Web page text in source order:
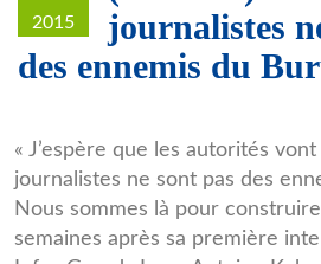
2015
journalistes
des ennemis du
« J’espère que les autorités
journalistes ne sont pas des
Nous sommes là pour
semaines après sa première